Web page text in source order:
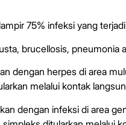
75% infeksi yang
brucellosis, pneumonia
dengan herpes di area
melalui kontak
dengan infeksi di area